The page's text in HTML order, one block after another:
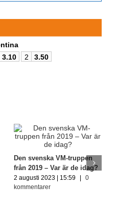
3.10 2 3.50
Den svenska VM-truppen
från 2019 – Var är de idag?
2 augusti 2023 | 15:59
0
kommentarer